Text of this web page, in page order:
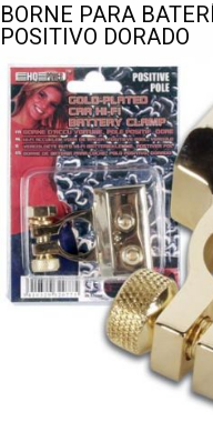
BORNE PARA
POSITIVO DORADO